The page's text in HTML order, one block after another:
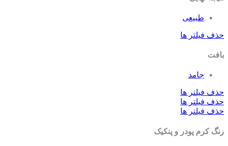
طبیعی
حذف فیلتر ها
بافت
جامد
حذف فیلتر ها
حذف فیلتر ها
حذف فیلتر ها
رنگ کرم پودر و پنکیک